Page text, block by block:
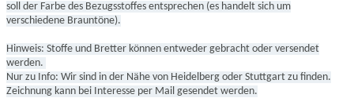
soll der Farbe des Bezugsstoffes entsprechen (es handelt sich um
verschiedene Brauntöne).
Hinweis: Stoffe und Bretter können entweder gebracht oder versendet
werden.
Nur zu Info: Wir sind in der Nähe von Heidelberg oder Stuttgart zu finden.
Zeichnung kann bei Interesse per Mail gesendet werden.